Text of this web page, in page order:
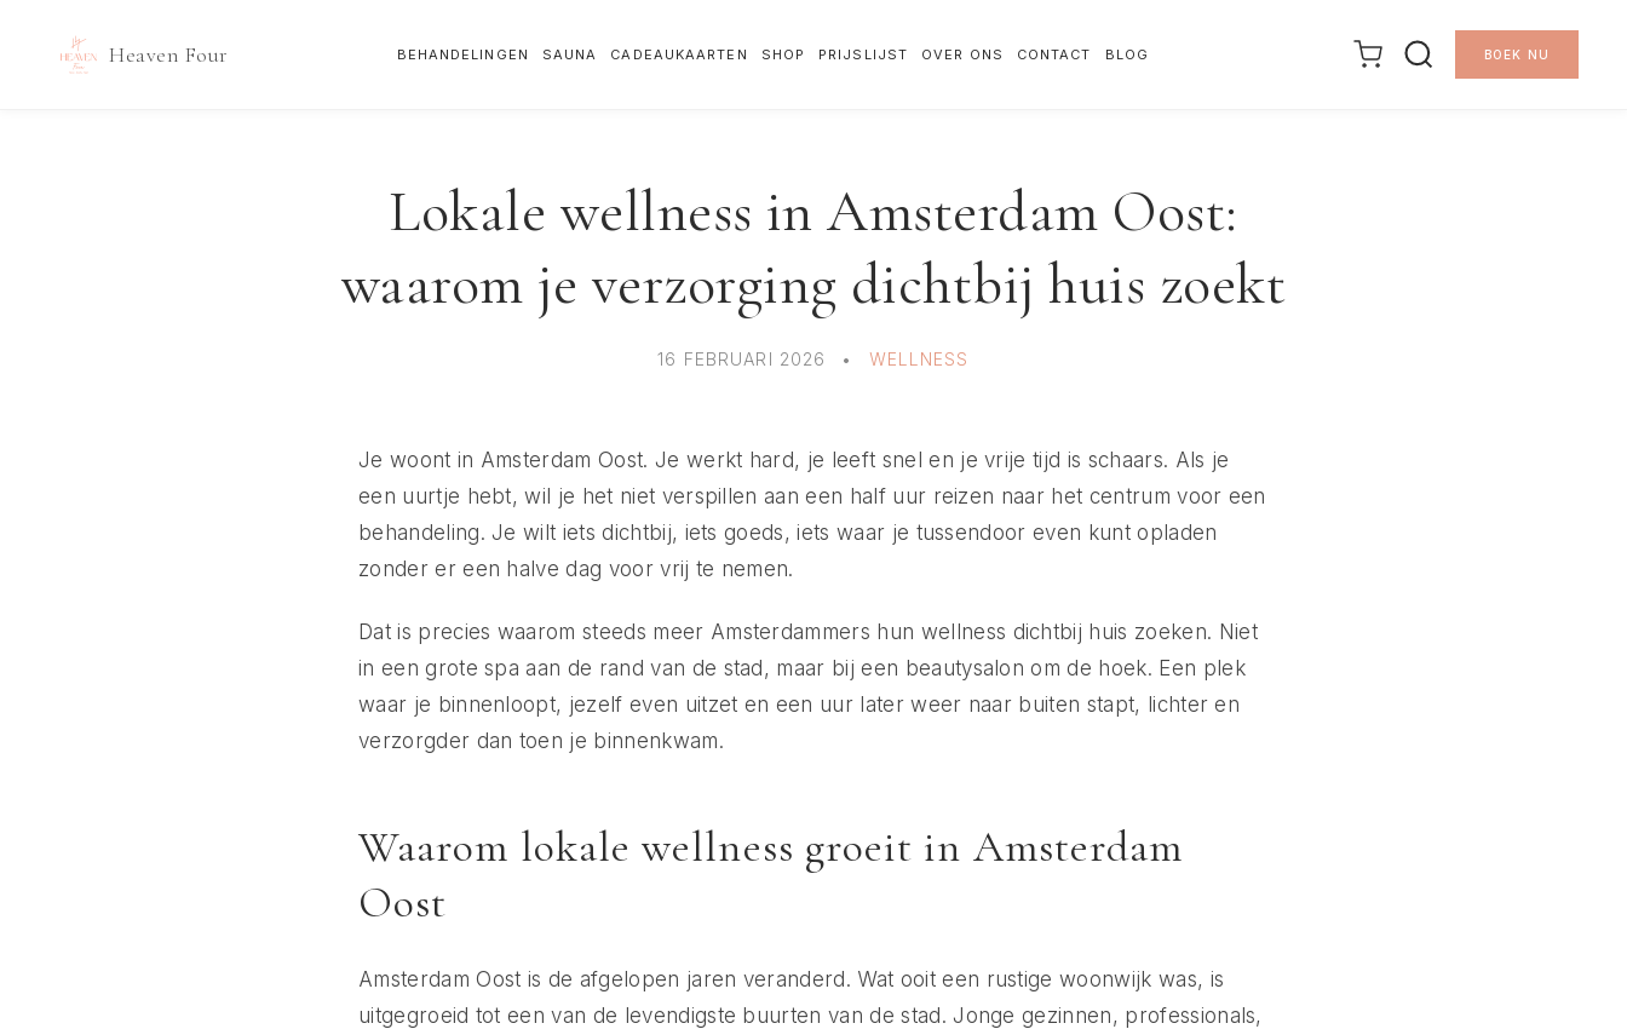
Heaven Four BEHANDELINGEN SAUNA CADEAUKAARTEN SHOP PRIJSLIJST OVER ONS CONTACT BLOG BOEK NU
Lokale wellness in Amsterdam Oost:
waarom je verzorging dichtbij huis zoekt
16 FEBRUARI 2026 WELLNESS
Je woont in Amsterdam Oost. Je werkt hard, je leeft snel en je vrije tijd is schaars. Als je
een uurtje hebt, wil je het niet verspillen aan een half uur reizen naar het centrum voor een
behandeling. Je wilt iets dichtbij, iets goeds, iets waar je tussendoor even kunt opladen
zonder er een halve dag voor vrij te nemen.
Dat is precies waarom steeds meer Amsterdammers hun wellness dichtbij huis zoeken. Niet
in een grote spa aan de rand van de stad, maar bij een beautysalon om de hoek. Een plek
waar je binnenloopt, jezelf even uitzet en een uur later weer naar buiten stapt, lichter en
verzorgder dan toen je binnenkwam.
Waarom lokale wellness groeit in Amsterdam
Oost
Amsterdam Oost is de afgelopen jaren veranderd. Wat ooit een rustige woonwijk was, is
uitgegroeid tot een van de levendigste buurten van de stad. Jonge gezinnen, professionals,